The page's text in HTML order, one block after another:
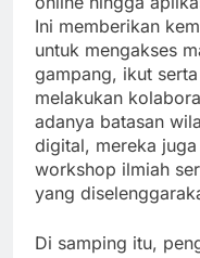
Ini memberikan
untuk mengakses
gampang, ikut
melakukan
adanya batasan
digital, mereka
workshop ilmiah
yang
Di samping itu,